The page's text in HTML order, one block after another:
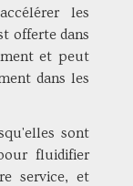
les
offerte dans
et peut
dans les
sont
fluidifier
service, et